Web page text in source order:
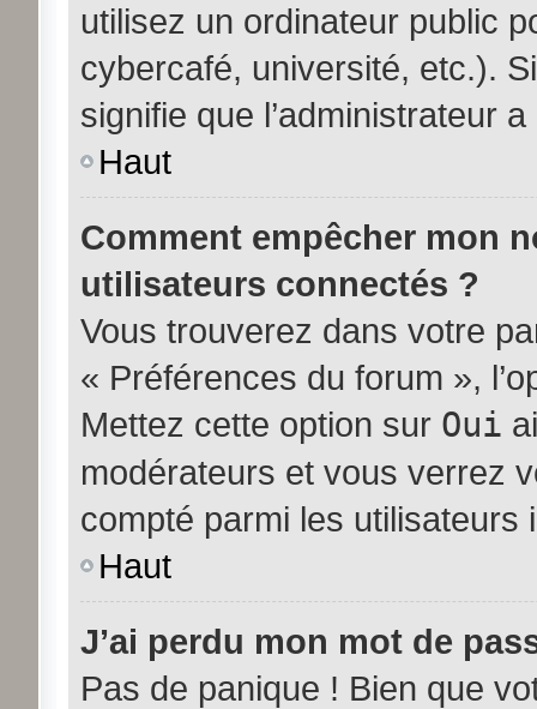
utilisez un ordinateur public
cybercafé, université, etc.).
signifie que l’administrateur
Haut
Comment empêcher mon
utilisateurs connectés ?
Vous trouverez dans votre
« Préférences du forum »,
Mettez cette option sur Oui
modérateurs et vous verrez
compté parmi les utilisateurs
Haut
J’ai perdu mon mot de
Pas de panique ! Bien que